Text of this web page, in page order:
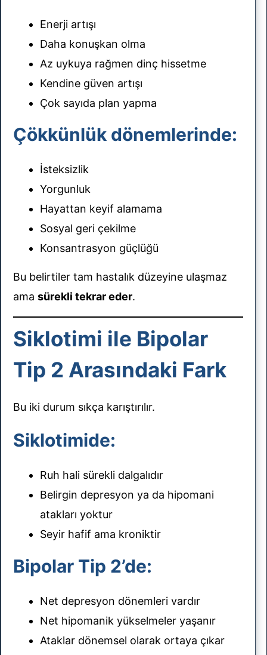
Enerji artışı
Daha konuşkan olma
Az uykuya rağmen dinç hissetme
Kendine güven artışı
Çok sayıda plan yapma
Çökkünlük dönemlerinde:
İsteksizlik
Yorgunluk
Hayattan keyif alamama
Sosyal geri çekilme
Konsantrasyon güçlüğü
Bu belirtiler tam hastalık düzeyine ulaşmaz
ama sürekli tekrar eder.
Siklotimi ile Bipolar
Tip 2 Arasındaki Fark
Bu iki durum sıkça karıştırılır.
Siklotimide:
Ruh hali sürekli dalgalıdır
Belirgin depresyon ya da hipomani
atakları yoktur
Seyir hafif ama kroniktir
Bipolar Tip 2’de:
Net depresyon dönemleri vardır
Net hipomanik yükselmeler yaşanır
Ataklar dönemsel olarak ortaya çıkar